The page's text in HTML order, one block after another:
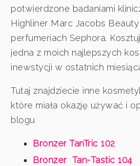
potwierdzone badaniami
Highliner Marc Jacobs
perfumeriach Sephora.
jedna z moich najlepszych
inewstycji w ostatnich
Tutaj znajdziecie inne
które miała okazję używać i
blogu
Bronzer TanTric 102
Bronzer Tan-Tastic 104